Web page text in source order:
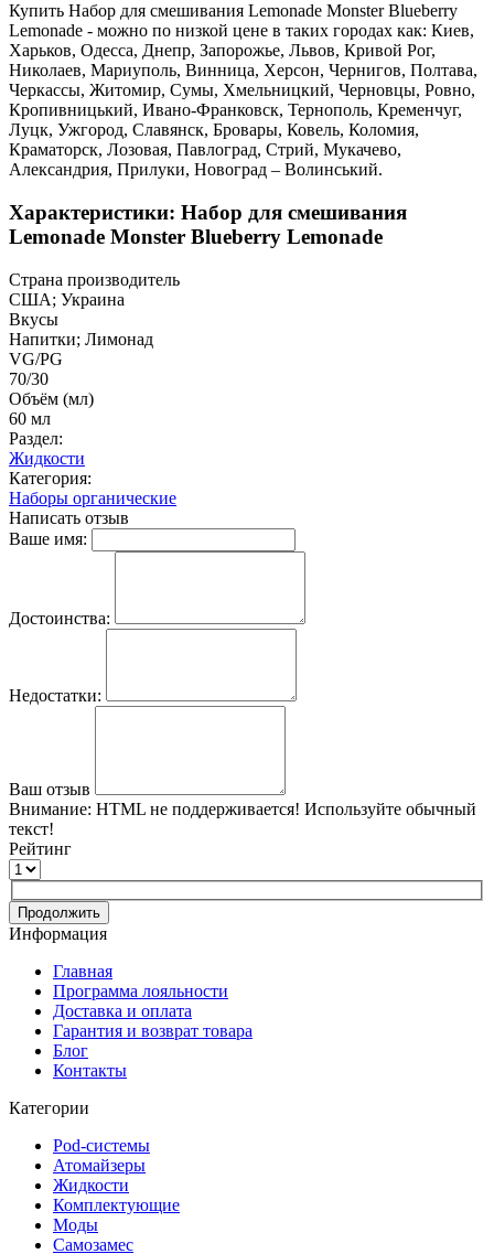
Купить Набор для смешивания Lemonade Monster Blueberry
Lemonade - можно по низкой цене в таких городах как: Киев,
Харьков, Одесса, Днепр, Запорожье, Львов, Кривой Рог,
Николаев, Мариуполь, Винница, Херсон, Чернигов, Полтава,
Черкассы, Житомир, Сумы, Хмельницкий, Черновцы, Ровно,
Кропивницький, Ивано-Франковск, Тернополь, Кременчуг,
Луцк, Ужгород, Славянск, Бровары, Ковель, Коломия,
Краматорск, Лозовая, Павлоград, Стрий, Мукачево,
Александрия, Прилуки, Новоград – Волинський.
Характеристики: Набор для смешивания
Lemonade Monster Blueberry Lemonade
Страна производитель
США; Украина
Вкусы
Напитки; Лимонад
VG/PG
70/30
Объём (мл)
60 мл
Раздел:
Жидкости
Категория:
Наборы органические
Написать отзыв
Ваше имя:
Достоинства:
Недостатки:
Ваш отзыв
Внимание: HTML не поддерживается! Используйте обычный
текст!
Рейтинг
Продолжить
Информация
Главная
Программа лояльности
Доставка и оплата
Гарантия и возврат товара
Блог
Контакты
Категории
Pod-системы
Атомайзеры
Жидкости
Комплектующие
Моды
Самозамес